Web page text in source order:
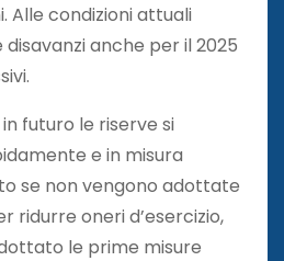
Alle condizioni attuali
anche per il 2025
futuro le riserve si
e in misura
se non vengono adottate
ridurre oneri d’esercizio,
le prime misure